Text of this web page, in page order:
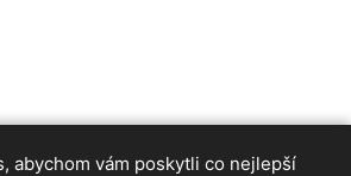
abychom vám poskytli co nejlepší